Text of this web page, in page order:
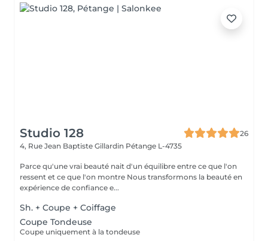
Studio 128
26
4, Rue Jean Baptiste Gillardin Pétange L-4735
Parce qu'une vrai beauté nait d'un équilibre entre ce que l'on
ressent et ce que l'on montre Nous transformons la beauté en
expérience de confiance e...
Sh. + Coupe + Coiffage
Coupe Tondeuse
Coupe uniquement à la tondeuse